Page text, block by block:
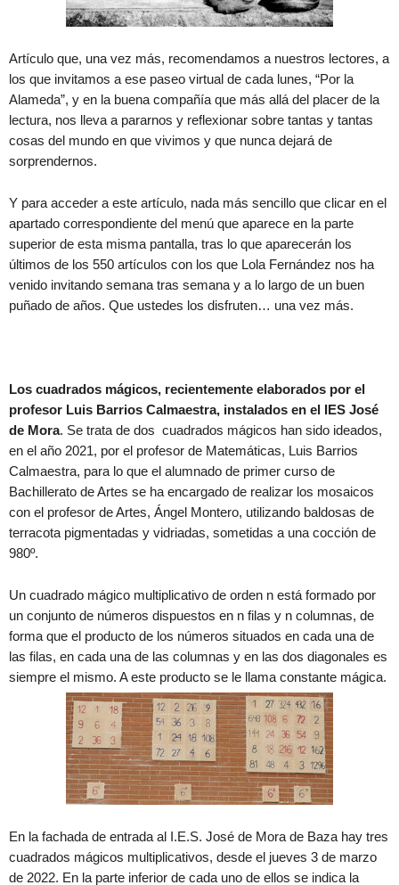
Artículo que, una vez más, recomendamos a nuestros lectores, a
los que invitamos a ese paseo virtual de cada lunes, “Por la
Alameda”, y en la buena compañía que más allá del placer de la
lectura, nos lleva a pararnos y reflexionar sobre tantas y tantas
cosas del mundo en que vivimos y que nunca dejará de
sorprendernos.
Y para acceder a este artículo, nada más sencillo que clicar en el
apartado correspondiente del menú que aparece en la parte
superior de esta misma pantalla, tras lo que aparecerán los
últimos de los 550 artículos con los que Lola Fernández nos ha
venido invitando semana tras semana y a lo largo de un buen
puñado de años. Que ustedes los disfruten… una vez más.
Los cuadrados mágicos, recientemente elaborados por el
profesor Luis Barrios Calmaestra, instalados en el IES José
de Mora. Se trata de dos cuadrados mágicos han sido ideados,
en el año 2021, por el profesor de Matemáticas, Luis Barrios
Calmaestra, para lo que el alumnado de primer curso de
Bachillerato de Artes se ha encargado de realizar los mosaicos
con el profesor de Artes, Ángel Montero, utilizando baldosas de
terracota pigmentadas y vidriadas, sometidas a una cocción de
980º.
Un cuadrado mágico multiplicativo de orden n está formado por
un conjunto de números dispuestos en n filas y n columnas, de
forma que el producto de los números situados en cada una de
las filas, en cada una de las columnas y en las dos diagonales es
siempre el mismo. A este producto se le llama constante mágica.
En la fachada de entrada al I.E.S. José de Mora de Baza hay tres
cuadrados mágicos multiplicativos, desde el jueves 3 de marzo
de 2022. En la parte inferior de cada uno de ellos se indica la